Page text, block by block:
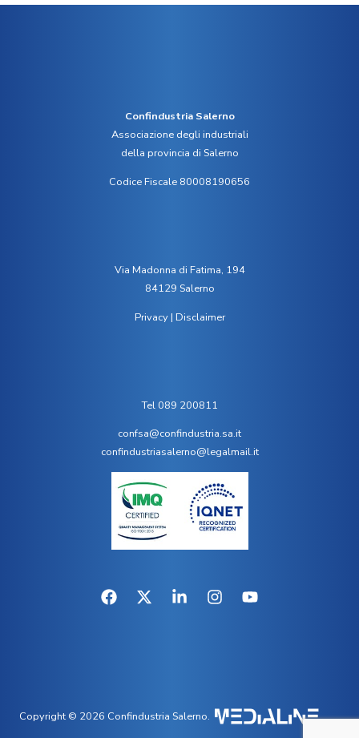
Confindustria Salerno
Associazione degli industriali
della provincia di Salerno
Codice Fiscale 80008190656
Via Madonna di Fatima, 194
84129 Salerno
Privacy| Disclaimer
Tel 089 200811
confsa@confindustria.sa.it
confindustriasalerno@legalmail.it
Copyright © 2026 Confindustria Salerno.